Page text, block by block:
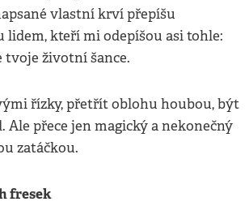
vlastní krví přepíšu
lidem, kteří mi odepíšou asi tohle:
tvoje životní šance.
řízky, přetřít oblohu houbou, být
Ale přece jen magický a nekonečný
zatáčkou.
fresek